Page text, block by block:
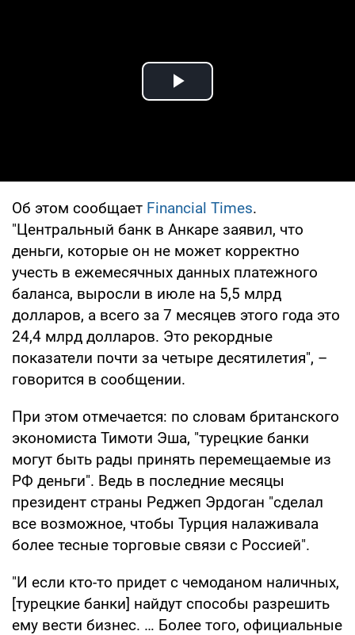
Play Video
Об этом сообщает Financial Times.
"Центральный банк в Анкаре заявил, что
деньги, которые он не может корректно
учесть в ежемесячных данных платежного
баланса, выросли в июле на 5,5 млрд
долларов, а всего за 7 месяцев этого года это
24,4 млрд долларов. Это рекордные
показатели почти за четыре десятилетия", –
говорится в сообщении.
При этом отмечается: по словам британского
экономиста Тимоти Эша, "турецкие банки
могут быть рады принять перемещаемые из
РФ деньги". Ведь в последние месяцы
президент страны Реджеп Эрдоган "сделал
все возможное, чтобы Турция налаживала
более тесные торговые связи с Россией".
"И если кто-то придет с чемоданом наличных,
[турецкие банки] найдут способы разрешить
ему вести бизнес. … Более того, официальные